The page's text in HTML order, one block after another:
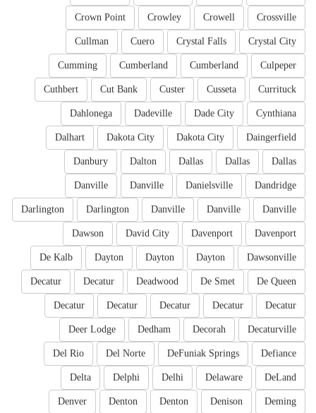
Crossville
Crowell
Crowley
Crown Point
Crystal City
Crystal Falls
Cuero
Cullman
Culpeper
Cumberland
Cumberland
Cumming
Currituck
Cusseta
Custer
Cut Bank
Cuthbert
Cynthiana
Dade City
Dadeville
Dahlonega
Daingerfield
Dakota City
Dakota City
Dalhart
Dallas
Dallas
Dallas
Dalton
Danbury
Dandridge
Danielsville
Danville
Danville
Danville
Danville
Danville
Darlington
Darlington
Davenport
Davenport
David City
Dawson
Dawsonville
Dayton
Dayton
Dayton
De Kalb
De Queen
De Smet
Deadwood
Decatur
Decatur
Decatur
Decatur
Decatur
Decatur
Decatur
Decaturville
Decorah
Dedham
Deer Lodge
Defiance
DeFuniak Springs
Del Norte
Del Rio
DeLand
Delaware
Delhi
Delphi
Delta
Deming
Denison
Denton
Denton
Denver